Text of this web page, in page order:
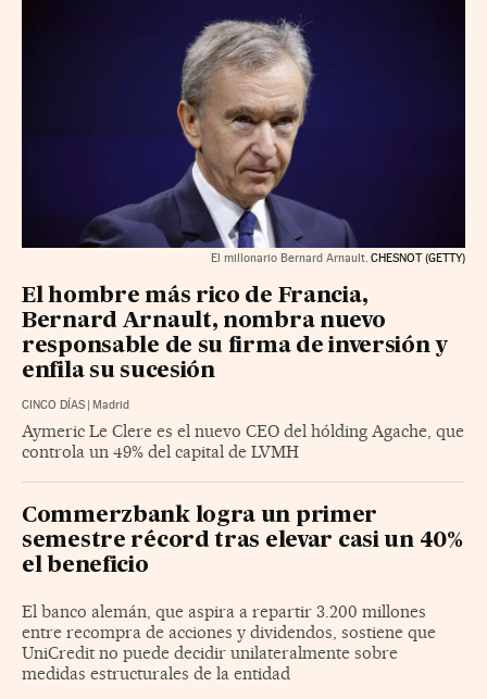
El millonario Bernard Arnault. CHESNOT (GETTY)
El hombre más rico de Francia,
Bernard Arnault, nombra nuevo
responsable de su firma de inversión y
enfila su sucesión
CINCO DÍAS Madrid
Aymeric Le Clere es el nuevo CEO del hólding Agache, que
controla un 49% del capital de LVMH
Commerzbank logra un primer
semestre récord tras elevar casi un 40%
el beneficio
El banco alemán, que aspira a repartir 3.200 millones
entre recompra de acciones y dividendos, sostiene que
UniCredit no puede decidir unilateralmente sobre
medidas estructurales de la entidad